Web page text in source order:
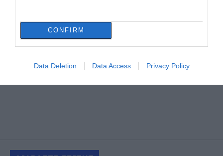
CONFIRM
Data Deletion Data Access Privacy Policy